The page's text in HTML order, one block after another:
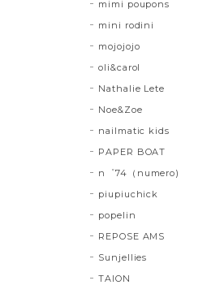
mimi poupons
mini rodini
mojojojo
oli&carol
Nathalie Lete
Noe&Zoe
nailmatic kids
PAPER BOAT
n゜74（numero)
piupiuchick
popelin
REPOSE AMS
Sunjellies
TAION